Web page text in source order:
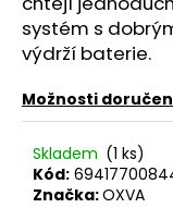
systém s
výdrží baterie.
Možnosti
Skladem (1 ks)
Kód:
Značka:OXVA
e
m
VENIX
PRO
CAPPUCINO-